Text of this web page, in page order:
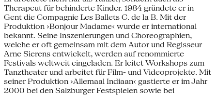
Therapeut für behinderte Kinder. 1984 gründete er in
Gent die Compagnie Les Ballets C. de la B. Mit der
Produktion ›Bonjour Madame‹ wurde er international
bekannt. Seine Inszenierungen und Choreographien,
welche er oft gemeinsam mit dem Autor und Regisseur
Arne Sierens entwickelt, werden auf renommierte
Festivals weltweit eingeladen. Er leitet Workshops zum
Tanztheater und arbeitet für Film- und Videoprojekte. Mit
seiner Produktion ›Allemaal Indiaan‹ gastierte er im Jahr
2000 bei den Salzburger Festspielen sowie bei